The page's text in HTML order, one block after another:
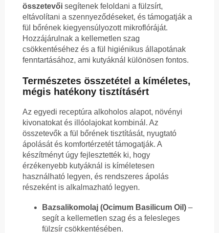
összetevői segítenek feloldani a fülzsírt,
eltávolítani a szennyeződéseket, és támogatják a
fül bőrének kiegyensúlyozott mikroflóráját.
Hozzájárulnak a kellemetlen szag
csökkentéséhez és a fül higiénikus állapotának
fenntartásához, ami kutyáknál különösen fontos.
Természetes összetétel a kíméletes,
mégis hatékony tisztításért
Az egyedi receptúra alkoholos alapot, növényi
kivonatokat és illóolajokat kombinál. Az
összetevők a fül bőrének tisztítását, nyugtató
ápolását és komfortérzetét támogatják. A
készítményt úgy fejlesztették ki, hogy
érzékenyebb kutyáknál is kíméletesen
használható legyen, és rendszeres ápolás
részeként is alkalmazható legyen.
Bazsalikomolaj (Ocimum Basilicum Oil) –
segít a kellemetlen szag és a felesleges
fülzsír csökkentésében.